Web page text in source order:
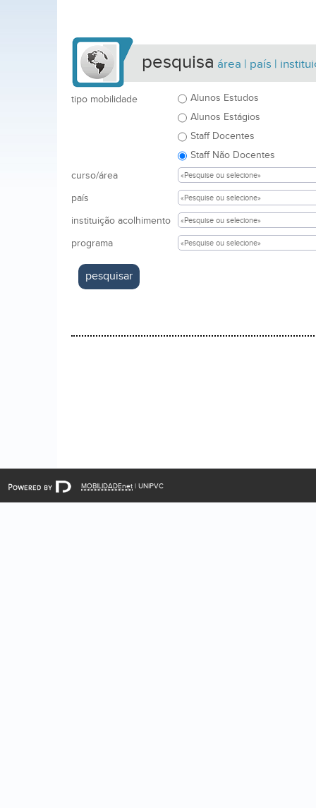
pesquisa área | país |
tipo mobilidade
Alunos Estudos
Alunos Estágios
Staff Docentes
Staff Não Docentes
curso/área
país
instituição acolhimento
programa
MOBILIDADEnet | UNIPVC